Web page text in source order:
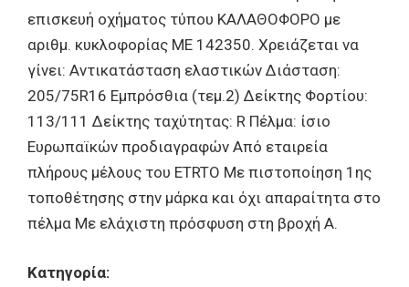
επισκευή οχήματος τύπου ΚΑΛΑΘΟΦΟΡΟ με
αριθμ. κυκλοφορίας ΜΕ 142350. Χρειάζεται να
γίνει: Αντικατάσταση ελαστικών Διάσταση:
205/75R16 Εμπρόσθια (τεμ.2) Δείκτης Φορτίου:
113/111 Δείκτης ταχύτητας: R Πέλμα: ίσιο
Ευρωπαϊκών προδιαγραφών Από εταιρεία
πλήρους μέλους του ETRTO Με πιστοποίηση 1ης
τοποθέτησης στην μάρκα και όχι απαραίτητα στο
πέλμα Με ελάχιστη πρόσφυση στη βροχή Α.
Κατηγορία: